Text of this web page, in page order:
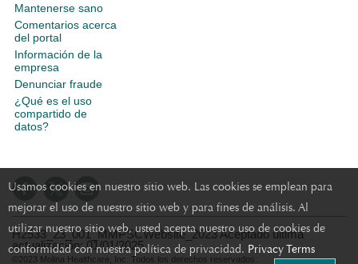
Usamos cookies en nuestro sitio web. Las cookies se emplean para
mejorar el uso de nuestro sitio web y para fines de análisis. Al
utilizar nuestro sitio web, usted acepta nuestro uso de cookies de
conformidad con nuestra política de privacidad. Privacy Terms
Mantenerse sano
Comentarios acerca
del portal
Información de la
empresa
Denunciar fraude
¿Qué es el uso
compartido de
datos?
H2533_23_001_MMPSCWebsite_2023 Aceptado última
actualización: 01/01/2025
©2023 Molina Healthcare, Inc. Todos los derechos reservados.